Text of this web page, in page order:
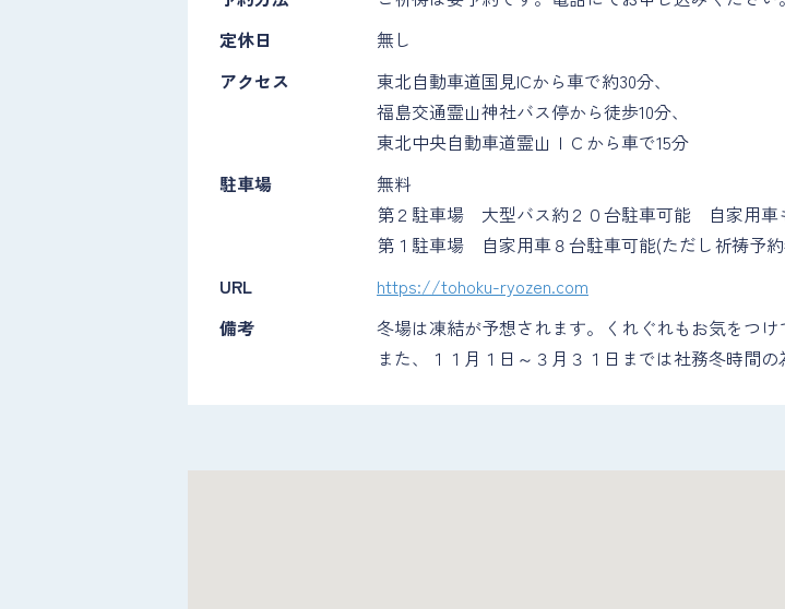
定休日
無し
アクセス
東北自動車道国見ICから車で約30分、
福島交通霊山神社バス停から徒歩10分、
東北中央自動車道霊山ＩＣから車で15分
駐車場
無料
第２駐車場 大型バス約２０台駐車可能 自家用車
第１駐車場 自家用車８台駐車可能(ただし祈祷予約
URL
https://tohoku-ryozen.com
備考
冬場は凍結が予想されます。くれぐれもお気をつ
また、１１月１日～３月３１日までは社務冬時間